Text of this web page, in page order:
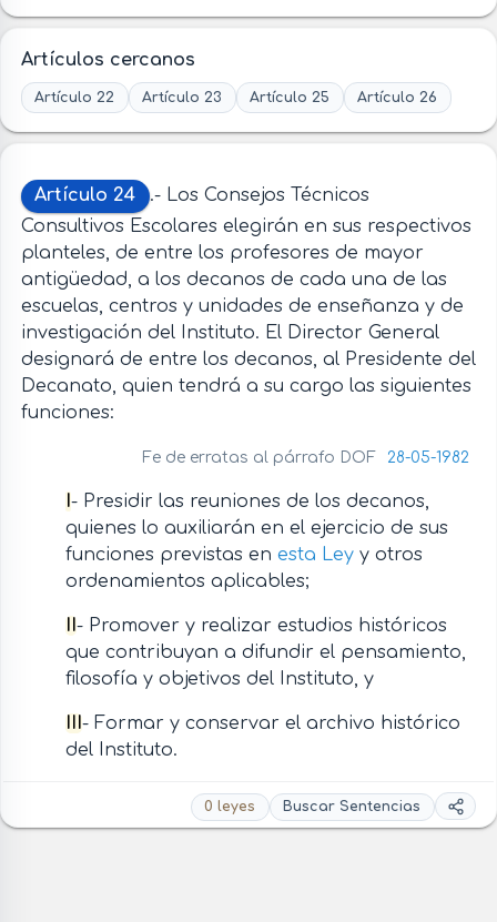
Artículos cercanos
Artículo 22 Artículo 23 Artículo 25 Artículo 26
Artículo 24
.- Los Consejos Técnicos
Consultivos Escolares elegirán en sus respectivos
planteles, de entre los profesores de mayor
antigüedad, a los decanos de cada una de las
escuelas, centros y unidades de enseñanza y de
investigación del Instituto. El Director General
designará de entre los decanos, al Presidente del
Decanato, quien tendrá a su cargo las siguientes
funciones:
Fe de erratas al párrafo DOF 28-05-1982
- Presidir las reuniones de los decanos,
quienes lo auxiliarán en el ejercicio de sus
funciones previstas en esta Leyy otros
ordenamientos aplicables;
- Promover y realizar estudios históricos
que contribuyan a difundir el pensamiento,
filosofía y objetivos del Instituto, y
- Formar y conservar el archivo histórico
del Instituto.
0 leyes Buscar Sentencias